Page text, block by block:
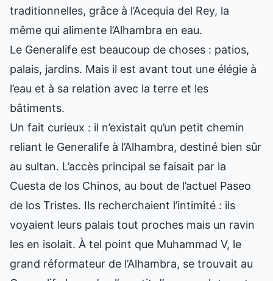
traditionnelles, grâce à l’Acequia del Rey, la
même qui alimente l’Alhambra en eau.
Le Generalife est beaucoup de choses : patios,
palais, jardins. Mais il est avant tout une élégie à
l’eau et à sa relation avec la terre et les
bâtiments.
Un fait curieux : il n’existait qu’un petit chemin
reliant le Generalife à l’Alhambra, destiné bien sûr
au sultan. L’accès principal se faisait par la
Cuesta de los Chinos, au bout de l’actuel Paseo
de los Tristes. Ils recherchaient l’intimité : ils
voyaient leurs palais tout proches mais un ravin
les en isolait. À tel point que Muhammad V, le
grand réformateur de l’Alhambra, se trouvait au